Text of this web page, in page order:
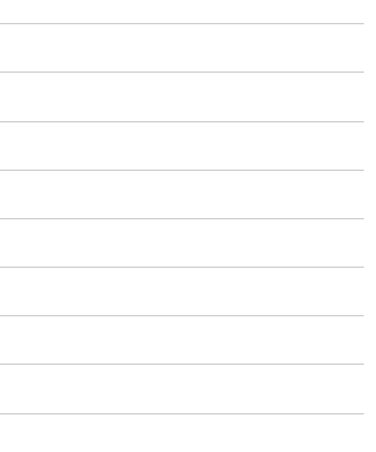
範囲攻撃、感知射程449）
で古代の呪いを5秒間付与
化倍率100％）